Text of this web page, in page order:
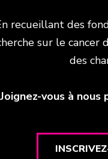
recueillant des
sur le cancer
des
Joignez-vous à nous